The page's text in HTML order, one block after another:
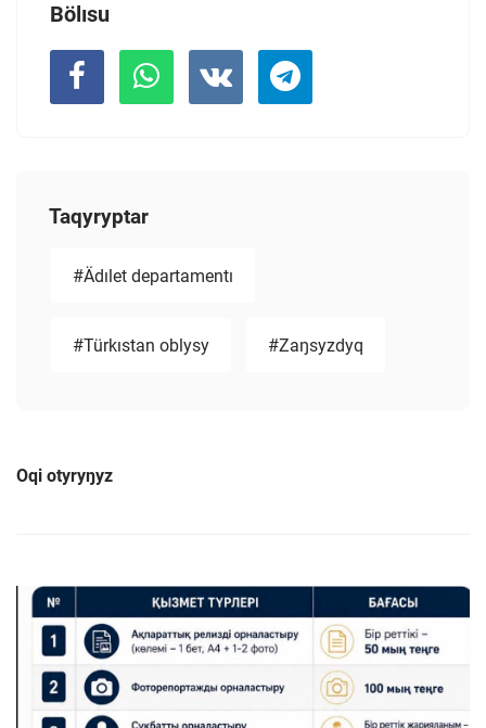
Bölısu
Taqyryptar
#Ädılet departamentı
#Türkıstan oblysy #Zaŋsyzdyq
Oqi otyryŋyz